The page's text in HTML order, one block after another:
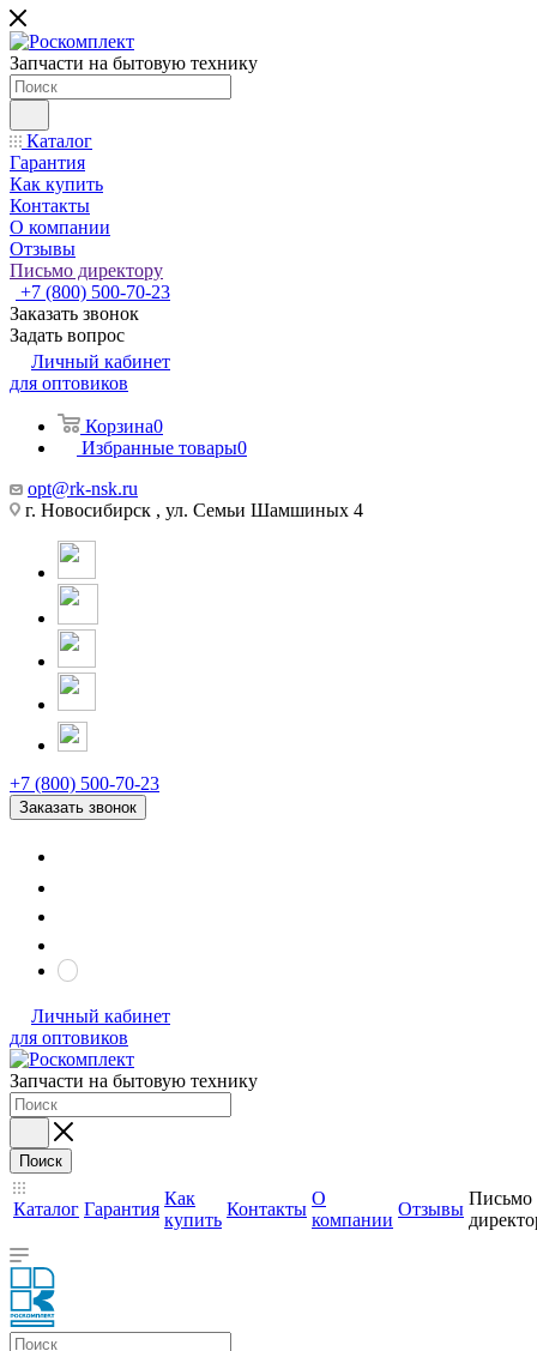
Запчасти на бытовую технику
Каталог
Гарантия
Как купить
Контакты
О компании
Отзывы
Письмо директору
+7 (800) 500-70-23
Заказать звонок
Задать вопрос
Личный кабинет
для оптовиков
Корзина0
Избранные товары0
opt@rk-nsk.ru
г. Новосибирск , ул. Семьи Шамшиных 4
+7 (800) 500-70-23
Заказать звонок
Личный кабинет
для оптовиков
Запчасти на бытовую технику
Поиск
Каталог Гарантия
Как
купить
Контакты
О
компании
Отзывы
Письмо